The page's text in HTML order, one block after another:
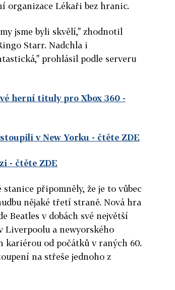
organizace Lékaři bez hranic.
jsme byli skvělí," zhodnotil
Starr. Nadchla i
prohlásil podle serveru
herní tituly pro Xbox 360 -
v New Yorku - čtěte ZDE
- čtěte ZDE
připomněly, že je to vůbec
nějaké třetí straně. Nová hra
Beatles v dobách své největší
Liverpoolu a newyorského
kariérou od počátků v raných 60.
na střeše jednoho z